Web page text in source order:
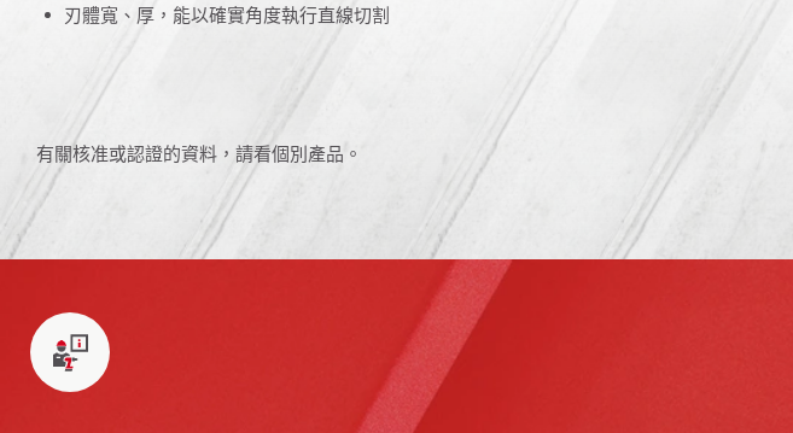
刃體寬、厚，能以確實角度執行直線切割
有關核准或認證的資料，請看個別產品。